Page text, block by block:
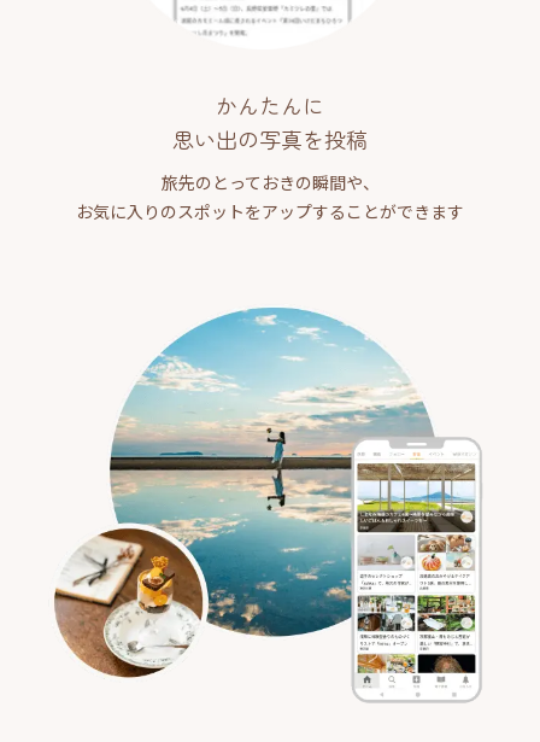
かんたんに
思い出の写真を投稿
旅先のとっておきの瞬間や、
お気に入りのスポットをアップすることができます